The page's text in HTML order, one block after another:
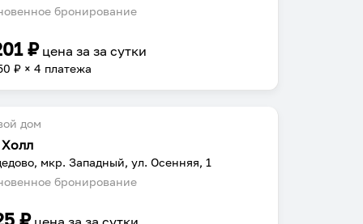
бронирование
₽ цена заза сутки
₽ × 4 платежа
дом
мкр. Западный, ул. Осенняя, 1
бронирование
₽